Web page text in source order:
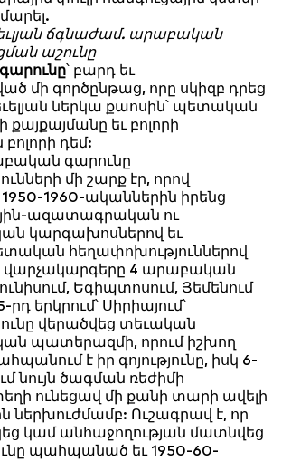
ճգնաժամ. արաբական
աշունը
՝ բարդ եւ
մի գործընթաց, որը սկիզբ դրեց
ներկա քաոսին՝ պետական
եւ բոլորի
դեմ:
գարունը
մի շարք էր, որով
1960-ականներին իրենց
ազատագրական ու
կարգախոսներով եւ
հեղափոխություններով
4 արաբական
Եգիպտոսում, Յեմենում
րդ երկրում՝ Սիրիայում՝
վերածվեց տեւական
պատերազմի, որում իշխող
է իր գոյությունը, իսկ 6-
նույն ծագման ռեժիմի
ունեցավ մի քանի տարի ավելի
ներխուժմամբ: Ուշագրավ է, որ
կամ անհաջողության մատնվեց
պահպանած եւ 1950-60-